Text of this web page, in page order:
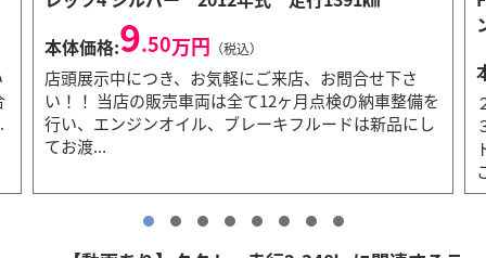
ンジン キ...
本体価格:32.90万円（税込）
２００５年式ＦＴＲ２２３ブルー走行距離もまだ１
３，９０９ｋｍです！サイドカバーも小さめでダート
トラックというより街乗り的な感じに近いスタイルの